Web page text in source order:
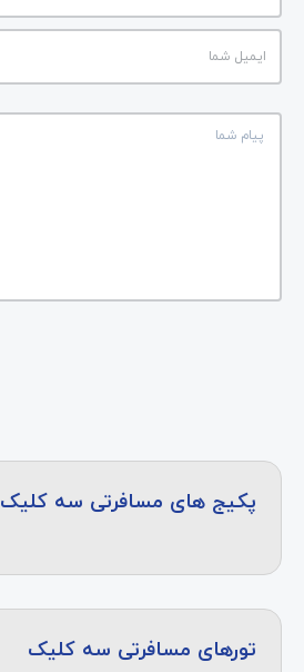
پکیج های مسافرتی سه کلیک
تورهای مسافرتی سه کلیک